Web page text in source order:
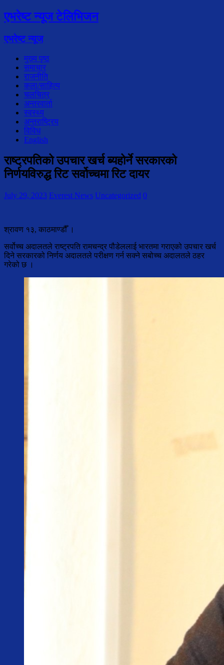
एभरेष्ट न्यूज टेलिभिजन
एभरेष्ट न्यूज
मुख्य पृष्ठ
समाचार
राजनीति
कला/साहित्य
चलचित्र
अन्तरवार्ता
स्वस्थ्य
अन्तराष्ट्रिय
विविध
English
राष्ट्रपतिको उपचार खर्च ब्यहोर्ने सरकारको
निर्णयविरुद्ध रिट सर्वोच्चमा रिट दायर
July 29, 2023 Everest News Uncategorized 0
श्रावण १३, काठमाण्डौँ ।
सर्वोच्च अदालतले राष्ट्रपति रामचन्द्र पौडेललाई भारतमा गराएको उपचार खर्च
दिने सरकारको निर्णय अदालतले परीक्षण गर्न सक्ने सबोच्च अदालतले ठहर
गरेको छ ।